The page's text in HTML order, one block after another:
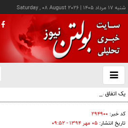
شنبه ۱۷ مرداد ۱۴۰۵ |
Saturday , 08 August 2026
باز
و
یک اتفاق عجیب در «لوور»
کد خبر: ۲۹۴۹۰۰
تاریخ انتشار: ۰۵ مهر ۱۳۹۴ - ۰۹:۵۲